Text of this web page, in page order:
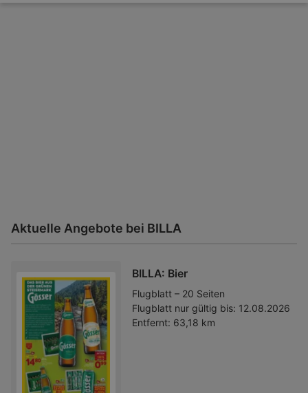
Aktuelle Angebote bei BILLA
BILLA: Bier
Flugblatt – 20 Seiten
Flugblatt nur gültig bis: 12.08.2026
Entfernt: 63,18 km